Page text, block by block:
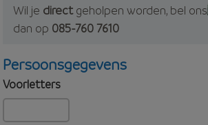
Wil je directgeholpen worden, bel ons
dan op 085-760 7610
Persoonsgegevens
Voorletters